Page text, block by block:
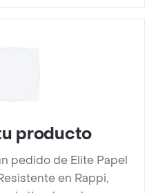
producto
pedido de Elite Papel
en Rappi,